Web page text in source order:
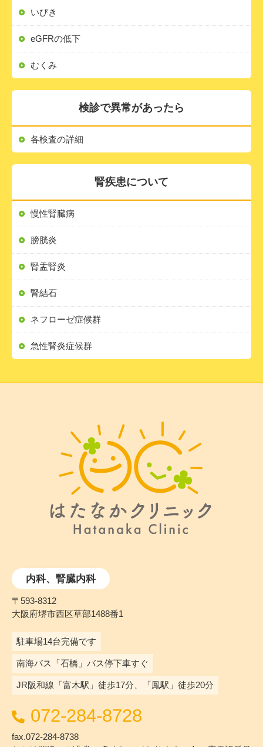
腎疾患について
慢性腎臓病
膀胱炎
腎盂腎炎
腎結石
ネフローゼ症候群
急性腎炎症候群
検診で異常があったら
各検査の詳細
いびき
eGFRの低下
むくみ
内科、腎臓内科
〒593-8312
大阪府堺市西区草部1488番1
駐車場14台完備です
南海バス「石橋」バス停下車すぐ
JR阪和線「富木駅」徒歩17分、「鳳駅」徒歩20分
072-284-8728
fax.072-284-8738